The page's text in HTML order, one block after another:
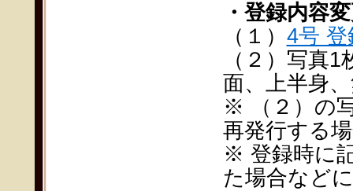
・登録内容
（１） 4号 登
（２）写真
面、上半身
※ （２）の
再発行する
※ 登録時に
た場合など